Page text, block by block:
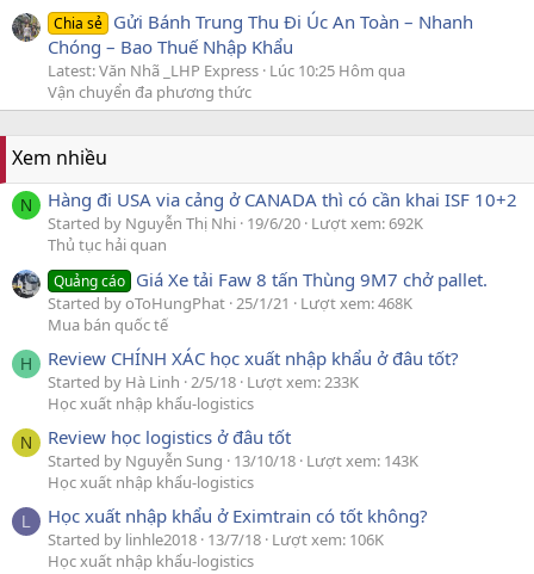
Chia sẻ Gửi Bánh Trung Thu Đi Úc An Toàn – Nhanh
Chóng – Bao Thuế Nhập Khẩu
Latest: Văn Nhã _LHP Express Lúc 10:25 Hôm qua
Vận chuyển đa phương thức
Xem nhiều
N Hàng đi USA via cảng ở CANADA thì có cần khai ISF 10+2
Started by Nguyễn Thị Nhi 19/6/20 Lượt xem: 692K
Thủ tục hải quan
Quảng cáo Giá Xe tải Faw 8 tấn Thùng 9M7 chở pallet.
Started by oToHungPhat 25/1/21
Lượt xem: 468K
Mua bán quốc tế
H Review CHÍNH XÁC học xuất nhập khẩu ở đâu tốt?
Started by Hà Linh 2/5/18 Lượt xem: 233K
Học xuất nhập khẩu-logistics
N Review học logistics ở đâu tốt
Started by Nguyễn Sung 13/10/18 Lượt xem: 143K
Học xuất nhập khẩu-logistics
L Học xuất nhập khẩu ở Eximtrain có tốt không?
Started by linhle2018 13/7/18 Lượt xem: 106K
Học xuất nhập khẩu-logistics